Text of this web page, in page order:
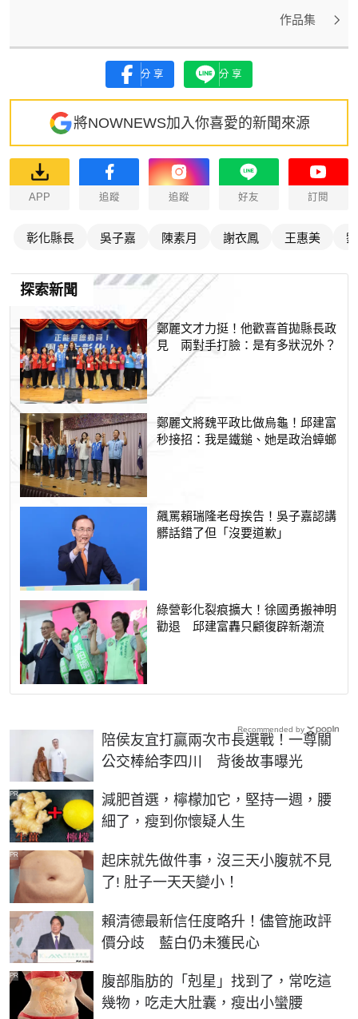
作品集
分享 分享
將NOWNEWS加入你喜愛的新聞來源
APP 追蹤 追蹤 好友 訂閱
彰化縣長 吳子嘉 陳素月 謝衣鳳 王惠美
探索新聞
鄭麗文才力挺！他歡喜首拋縣長政
見 兩對手打臉：是有多狀況外？
鄭麗文將魏平政比做烏龜！邱建富
秒接招：我是鐵鎚、她是政治蟑螂
飆罵賴瑞隆老母挨告！吳子嘉認講
髒話錯了但「沒要道歉」
綠營彰化裂痕擴大！徐國勇搬神明
勸退 邱建富轟只顧復辟新潮流
陪侯友宜打贏兩次市長選戰！一尊關
公交棒給李四川 背後故事曝光
減肥首選，檸檬加它，堅持一週，腰
細了，瘦到你懷疑人生
PR
起床就先做件事，沒三天小腹就不見
了! 肚子一天天變小！
PR
賴清德最新信任度略升！儘管施政評
價分歧 藍白仍未獲民心
腹部脂肪的「剋星」找到了，常吃這
幾物，吃走大肚囊，瘦出小蠻腰
PR
Recommended by